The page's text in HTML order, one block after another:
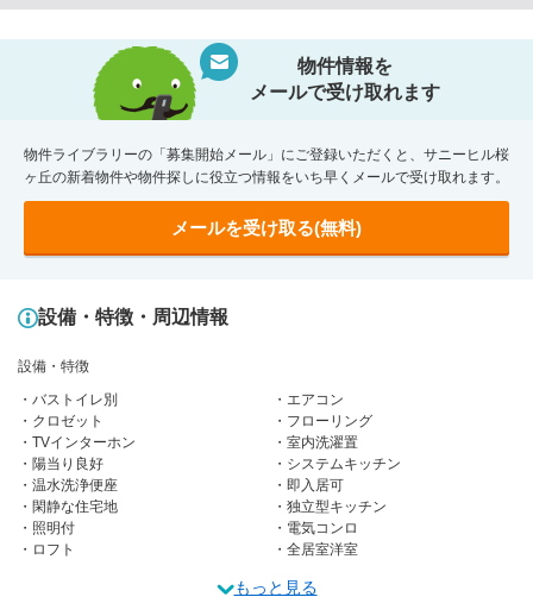
物件情報を
メールで受け取れます
物件ライブラリーの「募集開始メール」にご登録いただくと、サニーヒル桜
ヶ丘の新着物件や物件探しに役立つ情報をいち早くメールで受け取れます。
メールを受け取る(無料)
設備・特徴・周辺情報
設備・特徴
バストイレ別
エアコン
クロゼット
フローリング
TVインターホン
室内洗濯置
陽当り良好
システムキッチン
温水洗浄便座
即入居可
閑静な住宅地
独立型キッチン
照明付
電気コンロ
ロフト
全居室洋室
もっと見る